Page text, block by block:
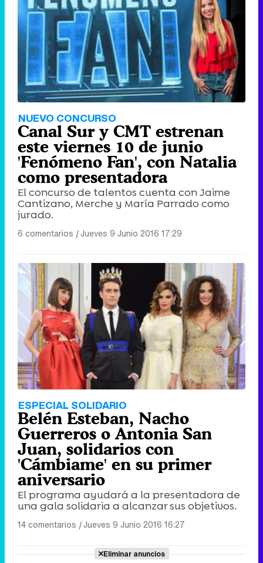
NUEVO CONCURSO
Canal Sur y CMT estrenan
este viernes 10 de junio
'Fenómeno Fan', con Natalia
como presentadora
El concurso de talentos cuenta con Jaime
Cantizano, Merche y María Parrado como
jurado.
6 comentarios |Jueves 9 Junio 2016 17:29
ESPECIAL SOLIDARIO
Belén Esteban, Nacho
Guerreros o Antonia San
Juan, solidarios con
'Cámbiame' en su primer
aniversario
El programa ayudará a la presentadora de
una gala solidaria a alcanzar sus objetivos.
14 comentarios |Jueves 9 Junio 2016 16:27
Eliminar anuncios